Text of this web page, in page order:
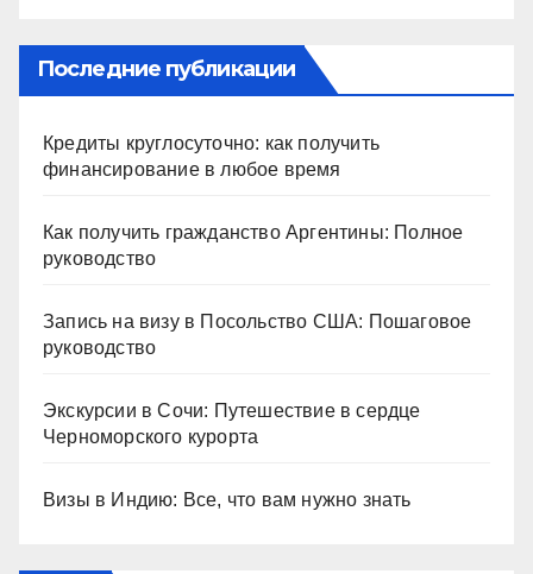
Последние публикации
Кредиты круглосуточно: как получить
финансирование в любое время
Как получить гражданство Аргентины: Полное
руководство
Запись на визу в Посольство США: Пошаговое
руководство
Экскурсии в Сочи: Путешествие в сердце
Черноморского курорта
Визы в Индию: Все, что вам нужно знать